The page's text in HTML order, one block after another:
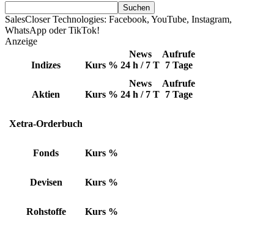
SalesCloser Technologies: Facebook, YouTube, Instagram,
WhatsApp oder TikTok!
Anzeige
Indizes Kurs %
News
24 h / 7 T
Aufrufe
7 Tage
Aktien Kurs %
News
24 h / 7 T
Aufrufe
7 Tage
Xetra-Orderbuch
Fonds Kurs %
Devisen Kurs %
Rohstoffe Kurs %